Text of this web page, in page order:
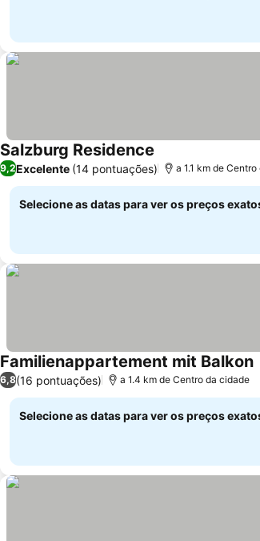
Salzburg Residence
9,2Excelente (14 pontuações) a 1.1 km de
Selecione as datas para ver os preços
Familienappartement mit Balkon
6,8(16 pontuações) a 1.4 km de Centro da cidade
Selecione as datas para ver os preços